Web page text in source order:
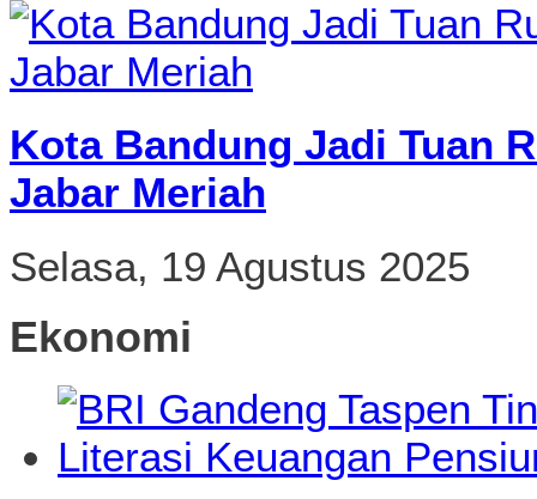
Kota Bandung Jadi Tuan
Jabar Meriah
Selasa, 19 Agustus 2025
Ekonomi